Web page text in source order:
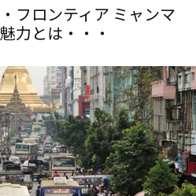
フロンティア ミャンマ
力とは・・・